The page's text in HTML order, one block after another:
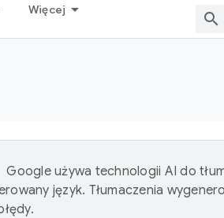
Więcej
Google używa technologii AI do
język. Tłumaczenia